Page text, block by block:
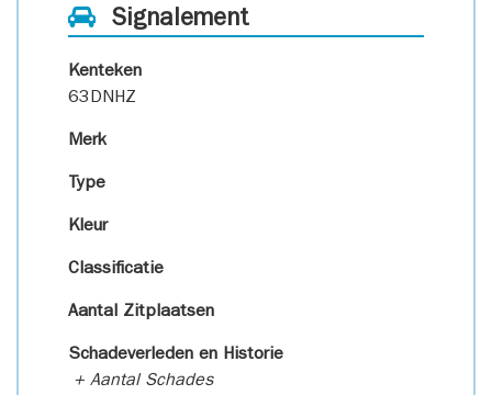
Signalement
Kenteken
63DNHZ
Merk
Type
Kleur
Classificatie
Aantal Zitplaatsen
Schadeverleden en Historie
+ Aantal Schades